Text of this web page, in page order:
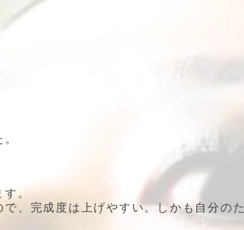
す。
、完成度は上げやすい。しかも自分のた